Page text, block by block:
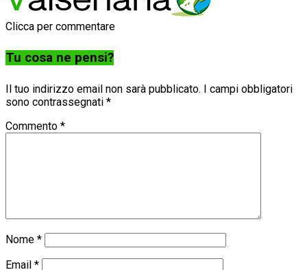
Clicca per commentare
Tu cosa ne pensi?
Il tuo indirizzo email non sarà pubblicato. I campi obbligatori
sono contrassegnati *
Commento *
Nome *
Email *